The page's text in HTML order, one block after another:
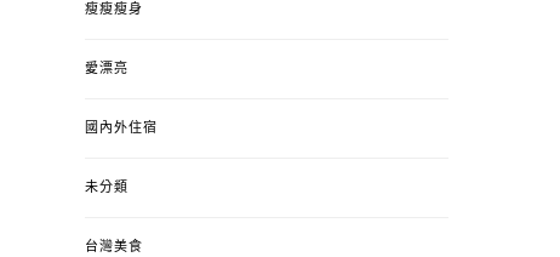
瘦瘦瘦身
愛漂亮
國內外住宿
未分類
台灣美食